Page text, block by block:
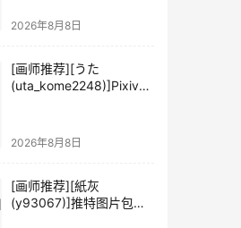
2026年8月8日
[画师推荐][うた
(uta_kome2248)]Pixiv+
2026年8月8日
[画师推荐][紙灰
(y93067)]推特图片包